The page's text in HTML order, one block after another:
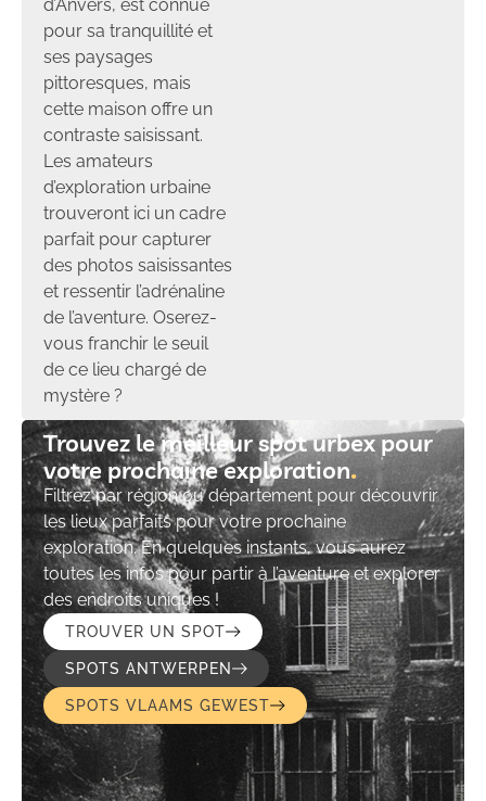
d’Anvers, est connue
pour sa tranquillité et
ses paysages
pittoresques, mais
cette maison offre un
contraste saisissant.
Les amateurs
d’exploration urbaine
trouveront ici un cadre
parfait pour capturer
des photos saisissantes
et ressentir l’adrénaline
de l’aventure. Oserez-
vous franchir le seuil
de ce lieu chargé de
mystère ?
Trouvez le meilleur spot urbex pour
votre prochaine exploration​
Filtrez par région ou département pour découvrir
les lieux parfaits pour votre prochaine
exploration. En quelques instants, vous aurez
toutes les infos pour partir à l’aventure et explorer
des endroits uniques !
TROUVER UN SPOT
SPOTS ANTWERPEN
SPOTS VLAAMS GEWEST